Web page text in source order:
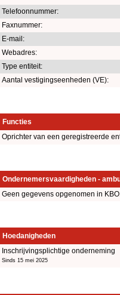
Telefoonnummer:
Faxnummer:
E-mail:
Webadres:
Type entiteit:
Aantal vestigingseenheden (VE):
Functies
Oprichter van een geregistreerde
Ondernemersvaardigheden -
Geen gegevens opgenomen in
Hoedanigheden
Inschrijvingsplichtige onderneming
Sinds 15 mei 2025